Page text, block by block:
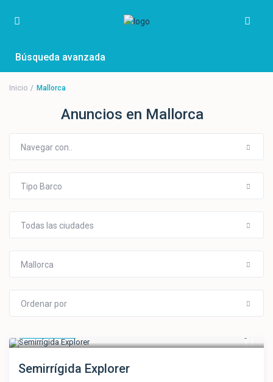
Búsqueda avanzada
Inicio Mallorca
Anuncios en Mallorca
Navegar con..
Tipo Barco
Todas las ciudades
Mallorca
Ordenar por
Semirrígida Explorer